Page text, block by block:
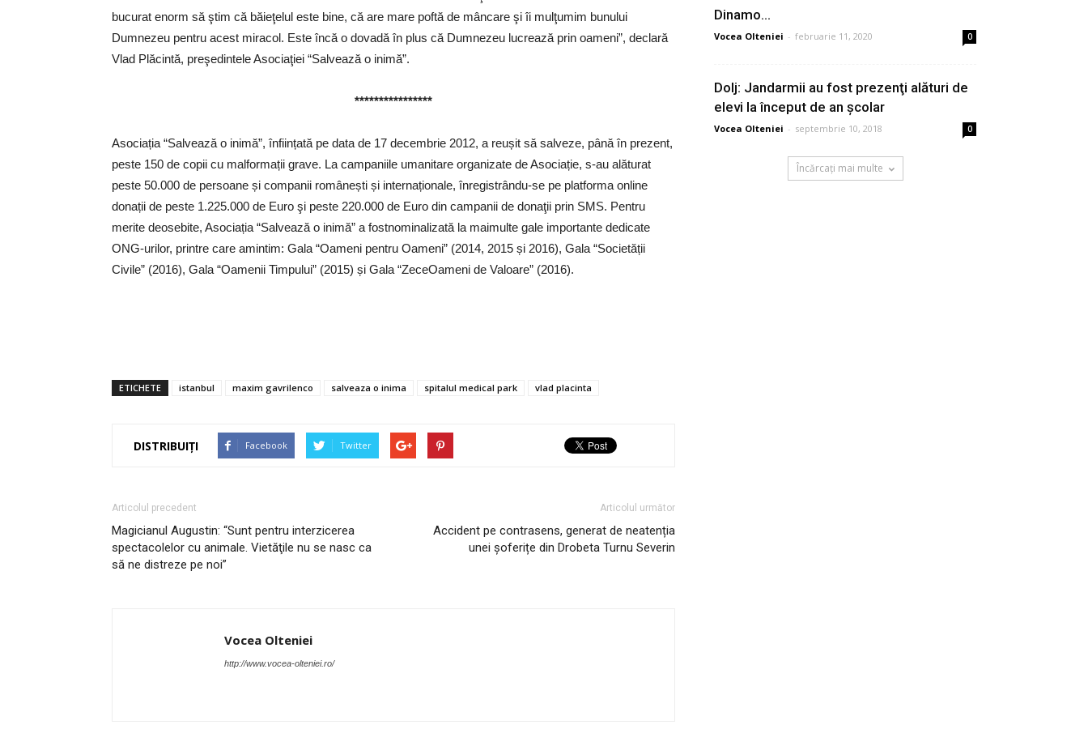
bucurat enorm să ştim că băieţelul este bine, că are mare poftă de mâncare şi îi mulţumim bunului
Dumnezeu pentru acest miracol. Este încă o dovadă în plus că Dumnezeu lucrează prin oameni”, declară
Vlad Plăcintă, preşedintele Asociaţiei “Salvează o inimă”.
****************
Asociația “Salvează o inimă”, înființată pe data de 17 decembrie 2012, a reușit să salveze, până în prezent,
peste 150 de copii cu malformații grave. La campaniile umanitare organizate de Asociație, s-au alăturat
peste 50.000 de persoane și companii românești și internaționale, înregistrându-se pe platforma online
donații de peste 1.225.000 de Euro şi peste 220.000 de Euro din campanii de donaţii prin SMS. Pentru
merite deosebite, Asociația “Salvează o inimă” a fostnominalizată la maimulte gale importante dedicate
ONG-urilor, printre care amintim: Gala “Oameni pentru Oameni” (2014, 2015 și 2016), Gala “Societății
Civile” (2016), Gala “Oamenii Timpului” (2015) și Gala “ZeceOameni de Valoare” (2016).
ETICHETE istanbul maxim gavrilenco salveaza o inima spitalul medical park vlad placinta
DISTRIBUIȚI Facebook Twitter
Articolul precedent
Magicianul Augustin: “Sunt pentru interzicerea
spectacolelor cu animale. Vietăţile nu se nasc ca
să ne distreze pe noi”
Articolul următor
Accident pe contrasens, generat de neatenția
unei șoferițe din Drobeta Turnu Severin
Vocea Olteniei
http://www.vocea-olteniei.ro/
Dinamo...
Vocea Olteniei - februarie 11, 2020 0
Dolj: Jandarmii au fost prezenţi alături de
elevi la început de an școlar
Vocea Olteniei - septembrie 10, 2018 0
Încărcați mai multe